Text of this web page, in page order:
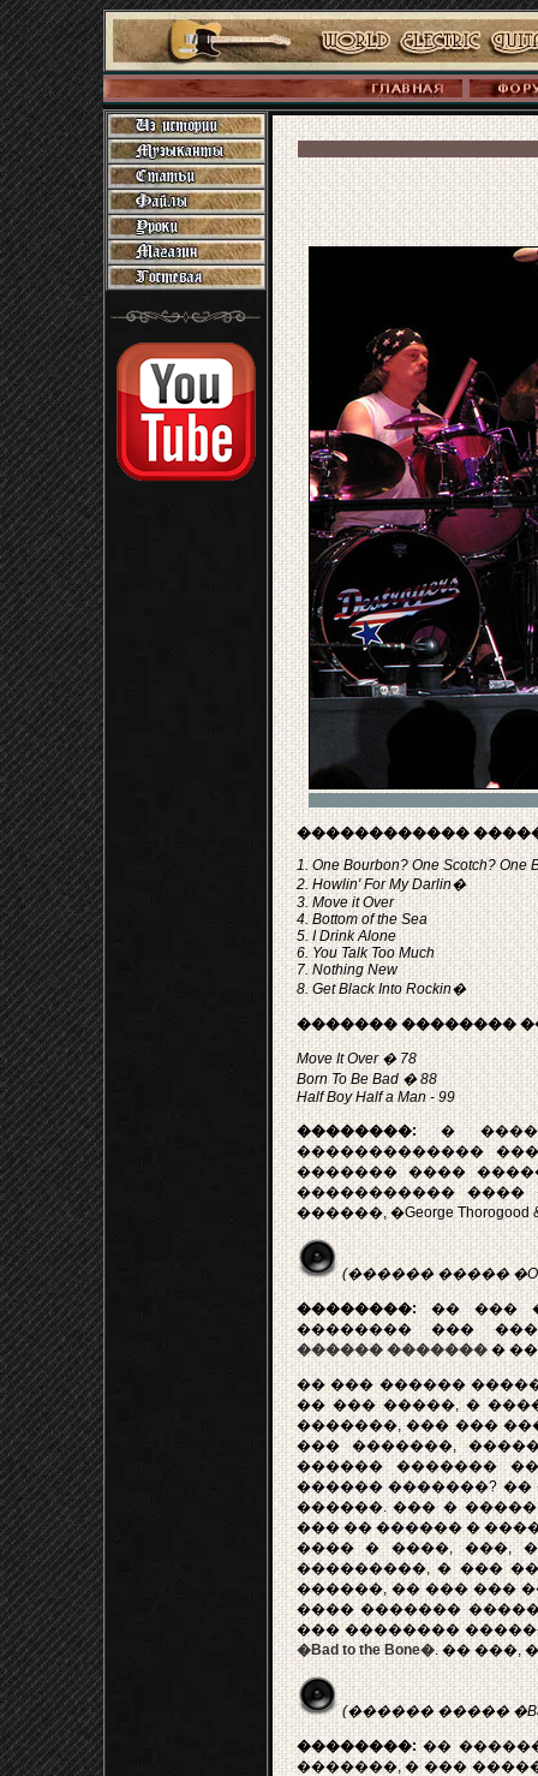
������������
1. One Bourbon? One Scotch? One
2. Howlin' For My Darlin�
3. Move it Over
4. Bottom of the Sea
5. I Drink Alone
6. You Talk Too Much
7. Nothing New
8. Get Black Into Rockin�
������� ��������
Move It Over � 78
Born To Be Bad � 88
Half Boy Half a Man - 99
��������:�
�������������
������� ����
�����������
������, �George Thorogood &
(������ ����� �One
��������:�� ���
�������� ���
������ ��������
�� ��� ������
�� ��� �����, �
�������, ��� ���
��� �������,
������ �������
������ �������?
������. ��� �
��� �� ������ �
���� � ����, ���,
���������, � ���
������, �� ��� ���
���� �������
��� ��������
�Bad to the Bone�. �� ���,
(������ ����� �Bad
��������:��
�������, � ��� �����